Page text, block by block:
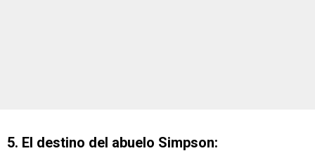
5. El destino del abuelo Simpson: